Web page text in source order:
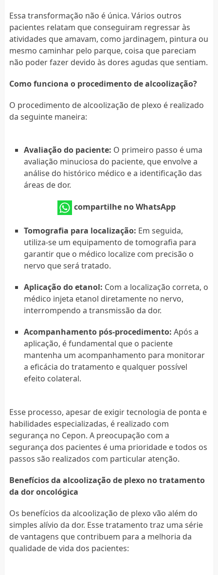
Essa transformação não é única. Vários outros
pacientes relatam que conseguiram regressar às
atividades que amavam, como jardinagem, pintura ou
mesmo caminhar pelo parque, coisa que pareciam
não poder fazer devido às dores agudas que sentiam.
Como funciona o procedimento de alcoolização?
O procedimento de alcoolização de plexo é realizado
da seguinte maneira:
Avaliação do paciente: O primeiro passo é uma
avaliação minuciosa do paciente, que envolve a
análise do histórico médico e a identificação das
áreas de dor.
compartilhe no WhatsApp
Tomografia para localização: Em seguida,
utiliza-se um equipamento de tomografia para
garantir que o médico localize com precisão o
nervo que será tratado.
Aplicação do etanol: Com a localização correta, o
médico injeta etanol diretamente no nervo,
interrompendo a transmissão da dor.
Acompanhamento pós-procedimento: Após a
aplicação, é fundamental que o paciente
mantenha um acompanhamento para monitorar
a eficácia do tratamento e qualquer possível
efeito colateral.
Esse processo, apesar de exigir tecnologia de ponta e
habilidades especializadas, é realizado com
segurança no Cepon. A preocupação com a
segurança dos pacientes é uma prioridade e todos os
passos são realizados com particular atenção.
Benefícios da alcoolização de plexo no tratamento
da dor oncológica
Os benefícios da alcoolização de plexo vão além do
simples alívio da dor. Esse tratamento traz uma série
de vantagens que contribuem para a melhoria da
qualidade de vida dos pacientes: